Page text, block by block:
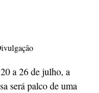
a 26 de julho, a
será palco de uma